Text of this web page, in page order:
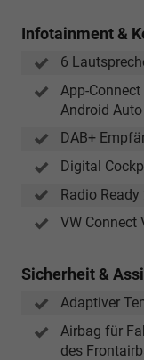
Infotainment &
6
App-
Android Auto
DAB+
Digital
Radio
VW Connect
Sicherheit &
Adaptiver
Airbag für
des